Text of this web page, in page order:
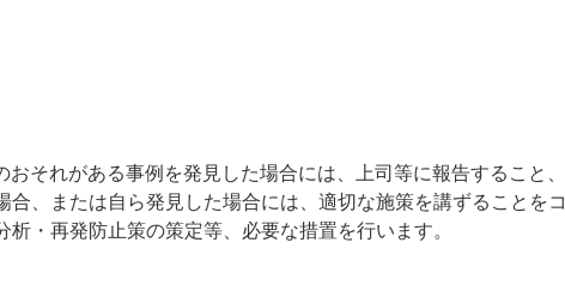
それがある事例を発見した場合には、上司等に報告すること
、または自ら発見した場合には、適切な施策を講ずることを
・再発防止策の策定等、必要な措置を行います。